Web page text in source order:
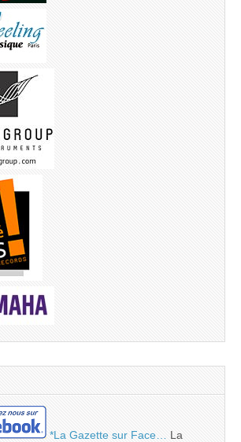
*La Gazette sur Face…
La